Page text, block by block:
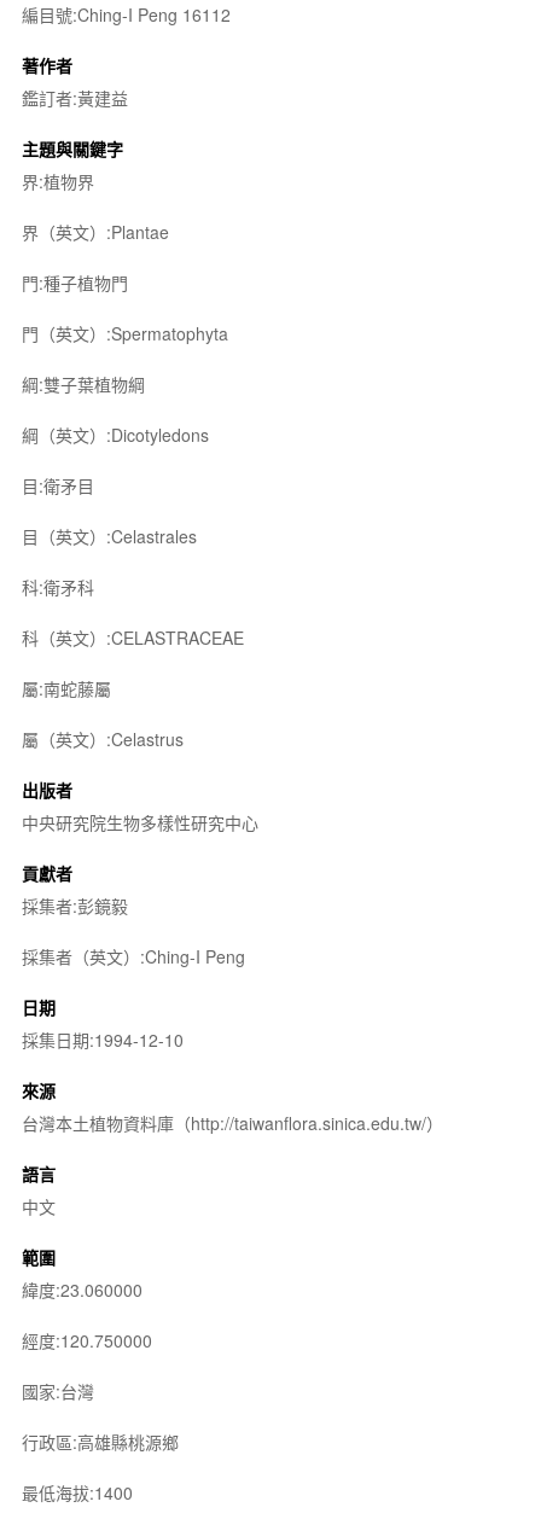
編目號:Ching-I Peng 16112
著作者
鑑訂者:黃建益
主題與關鍵字
界:植物界
界（英文）:Plantae
門:種子植物門
門（英文）:Spermatophyta
綱:雙子葉植物綱
綱（英文）:Dicotyledons
目:衛矛目
目（英文）:Celastrales
科:衛矛科
科（英文）:CELASTRACEAE
屬:南蛇藤屬
屬（英文）:Celastrus
出版者
中央研究院生物多樣性研究中心
貢獻者
採集者:彭鏡毅
採集者（英文）:Ching-I Peng
日期
採集日期:1994-12-10
來源
台灣本土植物資料庫（http://taiwanflora.sinica.edu.tw/）
語言
中文
範圍
緯度:23.060000
經度:120.750000
國家:台灣
行政區:高雄縣桃源鄉
最低海拔:1400